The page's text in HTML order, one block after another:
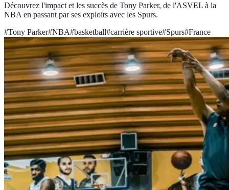
Découvrez l'impact et les succès de Tony Parker, de l'ASVEL à la
NBA en passant par ses exploits avec les Spurs.
#Tony Parker#NBA#basketball#carrière sportive#Spurs#France